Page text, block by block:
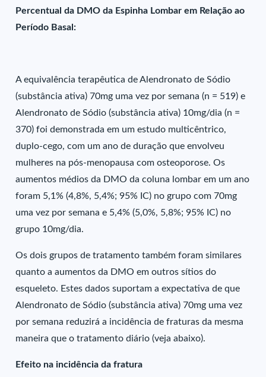
Percentual da DMO da Espinha Lombar em Relação ao
Período Basal:
A equivalência terapêutica de Alendronato de Sódio
(substância ativa) 70mg uma vez por semana (n = 519) e
Alendronato de Sódio (substância ativa) 10mg/dia (n =
370) foi demonstrada em um estudo multicêntrico,
duplo-cego, com um ano de duração que envolveu
mulheres na pós-menopausa com osteoporose. Os
aumentos médios da DMO da coluna lombar em um ano
foram 5,1% (4,8%, 5,4%; 95% IC) no grupo com 70mg
uma vez por semana e 5,4% (5,0%, 5,8%; 95% IC) no
grupo 10mg/dia.
Os dois grupos de tratamento também foram similares
quanto a aumentos da DMO em outros sítios do
esqueleto. Estes dados suportam a expectativa de que
Alendronato de Sódio (substância ativa) 70mg uma vez
por semana reduzirá a incidência de fraturas da mesma
maneira que o tratamento diário (veja abaixo).
Efeito na incidência da fratura